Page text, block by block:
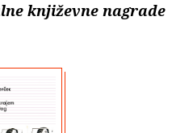
književne nagrade